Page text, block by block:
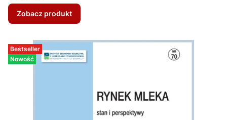
Zobacz produkt
Bestseller
Nowość